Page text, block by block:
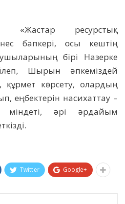
«Жастар ресурстық
бапкері, осы кештің
бірі Назерке
Шырын әпкеміздей
құрмет көрсету, олардың
еңбектерін насихаттау –
міндеті, әрі әрдайым
Twitter Google+